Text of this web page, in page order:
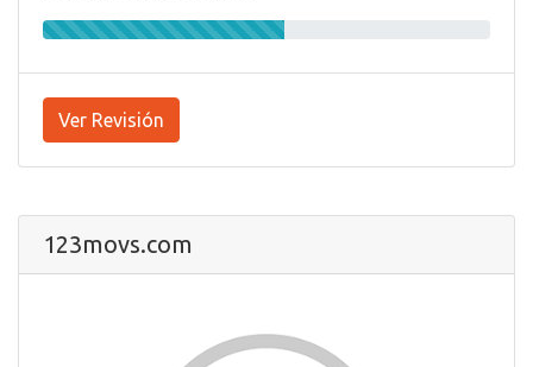
Ver Revisión
123movs.com